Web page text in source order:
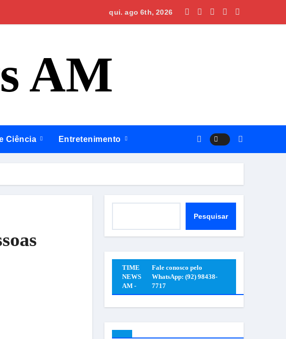
Em Caapiranga, Omar planeja maternidade e centro cirúrgico para ampliar
qui. ago 6th, 2026
AM
Ciência Entretenimento
Pesquisar
TIME
NEWS
AM -
Fale conosco pelo
WhatsApp: (92) 98438-
7717